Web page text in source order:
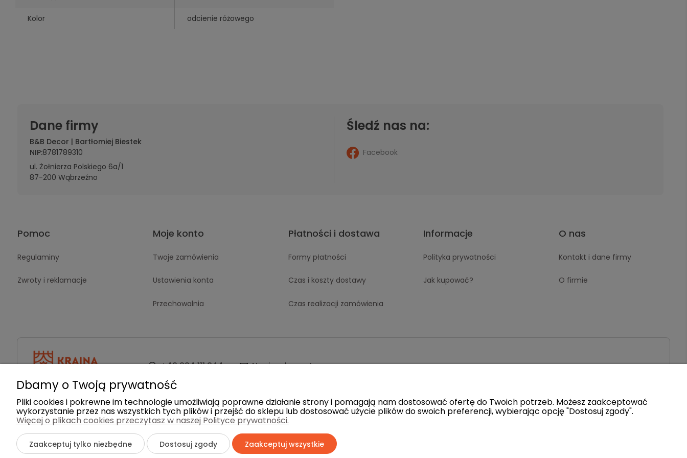
Kolor odcienie różowego
Dane firmy
B&B Decor | Bartłomiej Biestek
NIP:8781789310
ul. Żołnierza Polskiego 6a/1
87-200 Wąbrzeźno
Śledź nas na:
Facebook
Pomoc
Regulaminy
Zwroty i reklamacje
Moje konto
Twoje zamówienia
Ustawienia konta
Przechowalnia
Płatności i dostawa
Formy płatności
Czas i koszty dostawy
Czas realizacji zamówienia
Informacje
Polityka prywatności
Jak kupować?
O nas
Kontakt i dane firmy
O firmie
+48 884 111 844 Napisz do nas!
©2026 Wszelkie Prawa Zastrzeżone | Kraina Dywanów
Sklep internetowy Shoper Premium
Dbamy o Twoją prywatność
Pliki cookies i pokrewne im technologie umożliwiają poprawne działanie strony i pomagają nam dostosować ofertę do Twoich potrzeb. Możesz zaakceptować
wykorzystanie przez nas wszystkich tych plików i przejść do sklepu lub dostosować użycie plików do swoich preferencji, wybierając opcję "Dostosuj zgody".
Więcej o plikach cookies przeczytasz w naszej Polityce prywatności.
Zaakceptuj tylko niezbędne Dostosuj zgody Zaakceptuj wszystkie